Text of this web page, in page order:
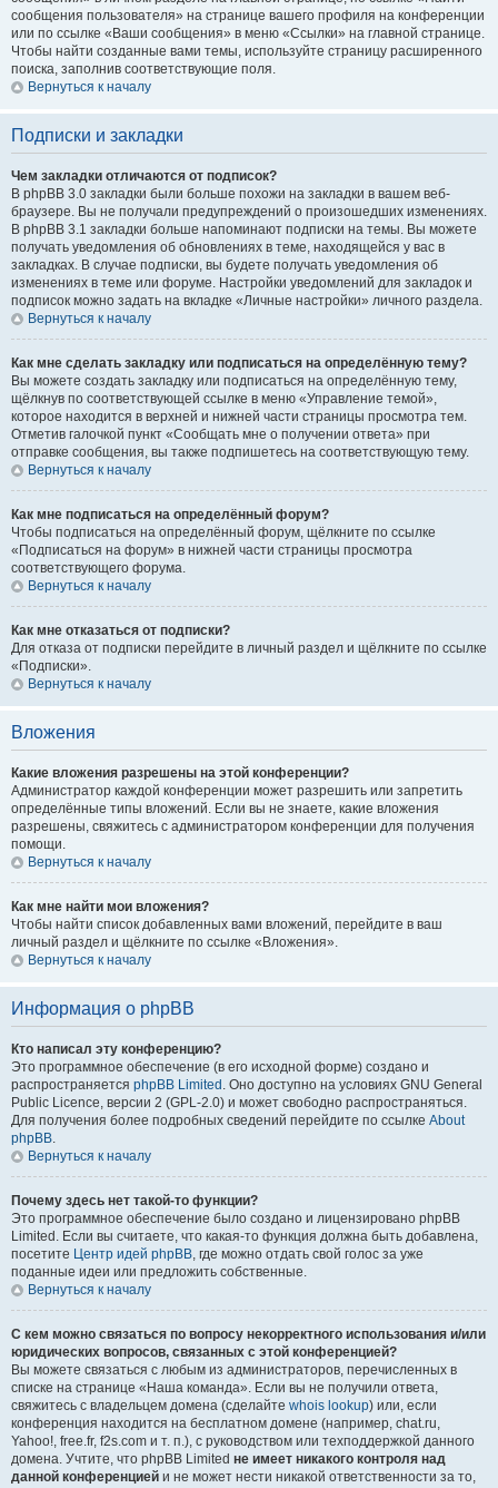
сообщения пользователя» на странице вашего профиля на конференции
или по ссылке «Ваши сообщения» в меню «Ссылки» на главной странице.
Чтобы найти созданные вами темы, используйте страницу расширенного
поиска, заполнив соответствующие поля.
Вернуться к началу
Подписки и закладки
Чем закладки отличаются от подписок?
В phpBB 3.0 закладки были больше похожи на закладки в вашем веб-
браузере. Вы не получали предупреждений о произошедших изменениях.
В phpBB 3.1 закладки больше напоминают подписки на темы. Вы можете
получать уведомления об обновлениях в теме, находящейся у вас в
закладках. В случае подписки, вы будете получать уведомления об
изменениях в теме или форуме. Настройки уведомлений для закладок и
подписок можно задать на вкладке «Личные настройки» личного раздела.
Вернуться к началу
Как мне сделать закладку или подписаться на определённую тему?
Вы можете создать закладку или подписаться на определённую тему,
щёлкнув по соответствующей ссылке в меню «Управление темой»,
которое находится в верхней и нижней части страницы просмотра тем.
Отметив галочкой пункт «Сообщать мне о получении ответа» при
отправке сообщения, вы также подпишетесь на соответствующую тему.
Вернуться к началу
Как мне подписаться на определённый форум?
Чтобы подписаться на определённый форум, щёлкните по ссылке
«Подписаться на форум» в нижней части страницы просмотра
соответствующего форума.
Вернуться к началу
Как мне отказаться от подписки?
Для отказа от подписки перейдите в личный раздел и щёлкните по ссылке
«Подписки».
Вернуться к началу
Вложения
Какие вложения разрешены на этой конференции?
Администратор каждой конференции может разрешить или запретить
определённые типы вложений. Если вы не знаете, какие вложения
разрешены, свяжитесь с администратором конференции для получения
помощи.
Вернуться к началу
Как мне найти мои вложения?
Чтобы найти список добавленных вами вложений, перейдите в ваш
личный раздел и щёлкните по ссылке «Вложения».
Вернуться к началу
Информация о phpBB
Кто написал эту конференцию?
Это программное обеспечение (в его исходной форме) создано и
распространяется phpBB Limited . Оно доступно на условиях GNU General
Public Licence, версии 2 (GPL-2.0) и может свободно распространяться.
Для получения более подробных сведений перейдите по ссылке About
phpBB.
Вернуться к началу
Почему здесь нет такой-то функции?
Это программное обеспечение было создано и лицензировано phpBB
Limited. Если вы считаете, что какая-то функция должна быть добавлена,
посетите Центр идей phpBB, где можно отдать свой голос за уже
поданные идеи или предложить собственные.
Вернуться к началу
С кем можно связаться по вопросу некорректного использования и/или
юридических вопросов, связанных с этой конференцией?
Вы можете связаться с любым из администраторов, перечисленных в
списке на странице «Наша команда». Если вы не получили ответа,
свяжитесь с владельцем домена (сделайте whois lookup) или, если
конференция находится на бесплатном домене (например, chat.ru,
Yahoo!, free.fr, f2s.com и т. п.), с руководством или техподдержкой данного
домена. Учтите, что phpBB Limited не имеет никакого контроля над
данной конференцией и не может нести никакой ответственности за то,